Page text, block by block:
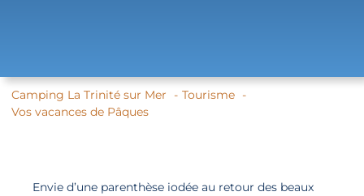
Camping La Trinité sur Mer
Tourisme
Vos vacances de Pâques
Envie d’une parenthèse iodée au retour des beaux